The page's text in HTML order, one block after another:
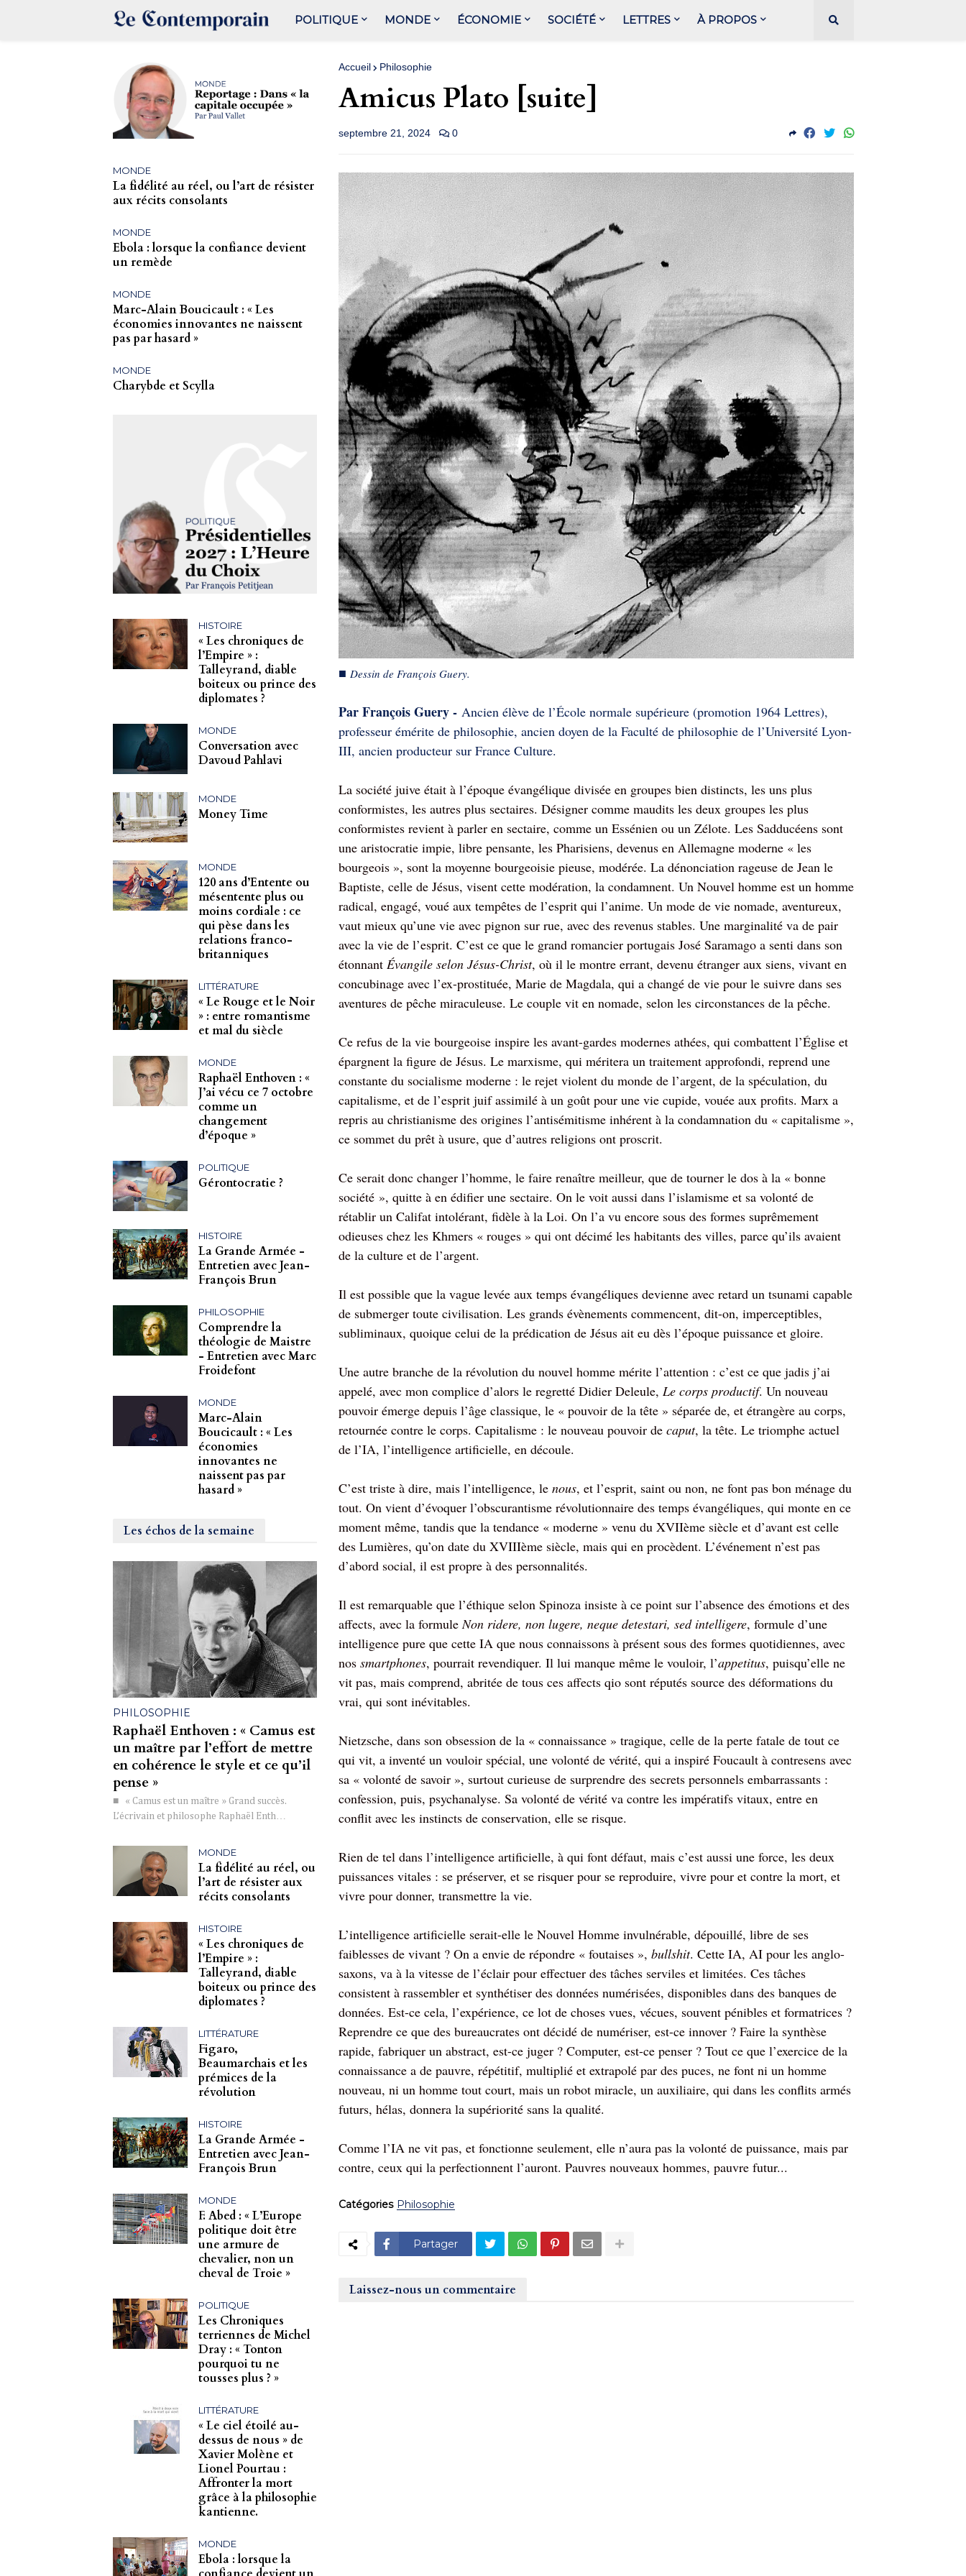
POLITIQUE MONDE ÉCONOMIE SOCIÉTÉ LETTRES À PROPOS
Accueil Philosophie
Amicus Plato [suite]
septembre 21, 2024 0
■ Dessin de François Guery.
Par François Guery - Ancien élève de l’École normale supérieure (promotion 1964 Lettres),
professeur émérite de philosophie, ancien doyen de la Faculté de philosophie de l’Université Lyon-
III, ancien producteur sur France Culture.
La société juive était à l’époque évangélique divisée en groupes bien distincts, les uns plus
conformistes, les autres plus sectaires. Désigner comme maudits les deux groupes les plus
conformistes revient à parler en sectaire, comme un Essénien ou un Zélote. Les Sadducéens sont
une aristocratie impie, libre pensante, les Pharisiens, devenus en Allemagne moderne « les
bourgeois », sont la moyenne bourgeoisie pieuse, modérée. La dénonciation rageuse de Jean le
Baptiste, celle de Jésus, visent cette modération, la condamnent. Un Nouvel homme est un homme
radical, engagé, voué aux tempêtes de l’esprit qui l’anime. Un mode de vie nomade, aventureux,
vaut mieux qu’une vie avec pignon sur rue, avec des revenus stables. Une marginalité va de pair
avec la vie de l’esprit. C’est ce que le grand romancier portugais José Saramago a senti dans son
étonnant Évangile selon Jésus-Christ, où il le montre errant, devenu étranger aux siens, vivant en
concubinage avec l’ex-prostituée, Marie de Magdala, qui a changé de vie pour le suivre dans ses
aventures de pêche miraculeuse. Le couple vit en nomade, selon les circonstances de la pêche.
Ce refus de la vie bourgeoise inspire les avant-gardes modernes athées, qui combattent l’Église et
épargnent la figure de Jésus. Le marxisme, qui méritera un traitement approfondi, reprend une
constante du socialisme moderne : le rejet violent du monde de l’argent, de la spéculation, du
capitalisme, et de l’esprit juif assimilé à un goût pour une vie cupide, vouée aux profits. Marx a
repris au christianisme des origines l’antisémitisme inhérent à la condamnation du « capitalisme »,
ce sommet du prêt à usure, que d’autres religions ont proscrit.
Ce serait donc changer l’homme, le faire renaître meilleur, que de tourner le dos à la « bonne
société », quitte à en édifier une sectaire. On le voit aussi dans l’islamisme et sa volonté de
rétablir un Califat intolérant, fidèle à la Loi. On l’a vu encore sous des formes suprêmement
odieuses chez les Khmers « rouges » qui ont décimé les habitants des villes, parce qu’ils avaient
de la culture et de l’argent.
Il est possible que la vague levée aux temps évangéliques devienne avec retard un tsunami capable
de submerger toute civilisation. Les grands évènements commencent, dit-on, imperceptibles,
subliminaux, quoique celui de la prédication de Jésus ait eu dès l’époque puissance et gloire.
Une autre branche de la révolution du nouvel homme mérite l’attention : c’est ce que jadis j’ai
appelé, avec mon complice d’alors le regretté Didier Deleule, Le corps productif. Un nouveau
pouvoir émerge depuis l’âge classique, le « pouvoir de la tête » séparée de, et étrangère au corps,
retournée contre le corps. Capitalisme : le nouveau pouvoir de caput, la tête. Le triomphe actuel
de l’IA, l’intelligence artificielle, en découle.
C’est triste à dire, mais l’intelligence, le nous, et l’esprit, saint ou non, ne font pas bon ménage du
tout. On vient d’évoquer l’obscurantisme révolutionnaire des temps évangéliques, qui monte en ce
moment même, tandis que la tendance « moderne » venu du XVIIème siècle et d’avant est celle
des Lumières, qu’on date du XVIIIème siècle, mais qui en procèdent. L’événement n’est pas
d’abord social, il est propre à des personnalités.
Il est remarquable que l’éthique selon Spinoza insiste à ce point sur l’absence des émotions et des
affects, avec la formule Non ridere, non lugere, neque detestari, sed intelligere, formule d’une
intelligence pure que cette IA que nous connaissons à présent sous des formes quotidiennes, avec
nos smartphones, pourrait revendiquer. Il lui manque même le vouloir, l’appetitus, puisqu’elle ne
vit pas, mais comprend, abritée de tous ces affects qio sont réputés source des déformations du
vrai, qui sont inévitables.
Nietzsche, dans son obsession de la « connaissance » tragique, celle de la perte fatale de tout ce
qui vit, a inventé un vouloir spécial, une volonté de vérité, qui a inspiré Foucault à contresens avec
sa « volonté de savoir », surtout curieuse de surprendre des secrets personnels embarrassants :
confession, puis, psychanalyse. Sa volonté de vérité va contre les impératifs vitaux, entre en
conflit avec les instincts de conservation, elle se risque.
Rien de tel dans l’intelligence artificielle, à qui font défaut, mais c’est aussi une force, les deux
puissances vitales : se préserver, et se risquer pour se reproduire, vivre pour et contre la mort, et
vivre pour donner, transmettre la vie.
L’intelligence artificielle serait-elle le Nouvel Homme invulnérable, dépouillé, libre de ses
faiblesses de vivant ? On a envie de répondre « foutaises », bullshit. Cette IA, AI pour les anglo-
saxons, va à la vitesse de l’éclair pour effectuer des tâches serviles et limitées. Ces tâches
consistent à rassembler et synthétiser des données numérisées, disponibles dans des banques de
données. Est-ce cela, l’expérience, ce lot de choses vues, vécues, souvent pénibles et formatrices ?
Reprendre ce que des bureaucrates ont décidé de numériser, est-ce innover ? Faire la synthèse
rapide, fabriquer un abstract, est-ce juger ? Computer, est-ce penser ? Tout ce que l’exercice de la
connaissance a de pauvre, répétitif, multiplié et extrapolé par des puces, ne font ni un homme
nouveau, ni un homme tout court, mais un robot miracle, un auxiliaire, qui dans les conflits armés
futurs, hélas, donnera la supériorité sans la qualité.
Comme l’IA ne vit pas, et fonctionne seulement, elle n’aura pas la volonté de puissance, mais par
contre, ceux qui la perfectionnent l’auront. Pauvres nouveaux hommes, pauvre futur...
Catégories Philosophie
Partager
Laissez-nous un commentaire
MONDE
La fidélité au réel, ou l’art de résister
aux récits consolants
MONDE
Ebola : lorsque la confiance devient
un remède
MONDE
Marc-Alain Boucicault : « Les
économies innovantes ne naissent
pas par hasard »
MONDE
Charybde et Scylla
HISTOIRE
« Les chroniques de
l’Empire » :
Talleyrand, diable
boiteux ou prince des
diplomates ?
MONDE
Conversation avec
Davoud Pahlavi
MONDE
Money Time
MONDE
120 ans d’Entente ou
mésentente plus ou
moins cordiale : ce
qui pèse dans les
relations franco-
britanniques
LITTÉRATURE
« Le Rouge et le Noir
» : entre romantisme
et mal du siècle
MONDE
Raphaël Enthoven : «
J’ai vécu ce 7 octobre
comme un
changement
d’époque »
POLITIQUE
Gérontocratie ?
HISTOIRE
La Grande Armée -
Entretien avec Jean-
François Brun
PHILOSOPHIE
Comprendre la
théologie de Maistre
- Entretien avec Marc
Froidefont
MONDE
Marc-Alain
Boucicault : « Les
économies
innovantes ne
naissent pas par
hasard »
Les échos de la semaine
PHILOSOPHIE
Raphaël Enthoven : « Camus est
un maître par l’effort de mettre
en cohérence le style et ce qu’il
pense »
■ « Camus est un maître » Grand succès.
L’écrivain et philosophe Raphaël Enth…
MONDE
La fidélité au réel, ou
l’art de résister aux
récits consolants
HISTOIRE
« Les chroniques de
l’Empire » :
Talleyrand, diable
boiteux ou prince des
diplomates ?
LITTÉRATURE
Figaro,
Beaumarchais et les
prémices de la
révolution
HISTOIRE
La Grande Armée -
Entretien avec Jean-
François Brun
MONDE
F. Abed : « L’Europe
politique doit être
une armure de
chevalier, non un
cheval de Troie »
POLITIQUE
Les Chroniques
terriennes de Michel
Dray : « Tonton
pourquoi tu ne
tousses plus ? »
LITTÉRATURE
« Le ciel étoilé au-
dessus de nous » de
Xavier Molène et
Lionel Pourtau :
Affronter la mort
grâce à la philosophie
kantienne.
MONDE
Ebola : lorsque la